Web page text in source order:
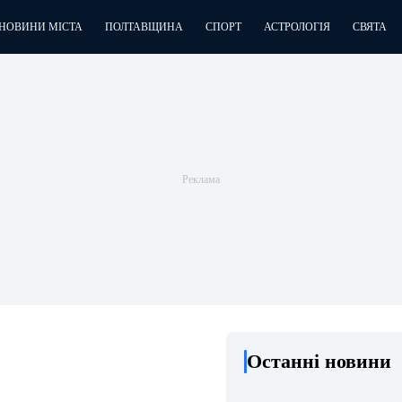
МІСТА ПОЛТАВЩИНА СПОРТ АСТРОЛОГІЯ СВЯТА
Останні новини